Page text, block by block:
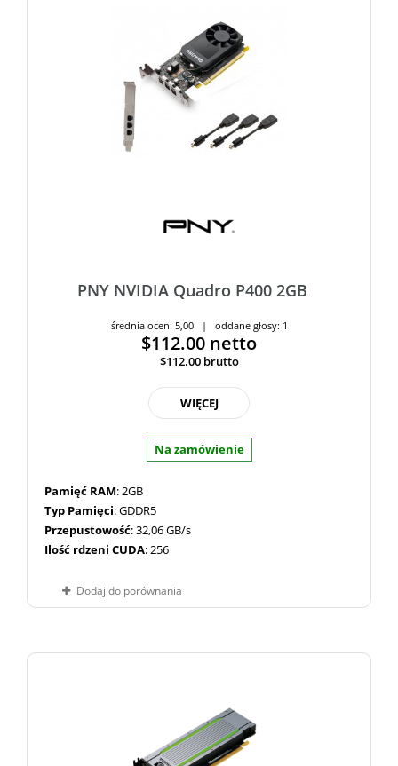
PNY NVIDIA Quadro P400 2GB
średnia ocen: 5,00 | oddane głosy: 1
$112.00 netto
$112.00 brutto
WIĘCEJ
Na zamówienie
Pamięć RAM: 2GB
Typ Pamięci: GDDR5
Przepustowość: 32,06 GB/s
Ilość rdzeni CUDA: 256
Dodaj do porównania